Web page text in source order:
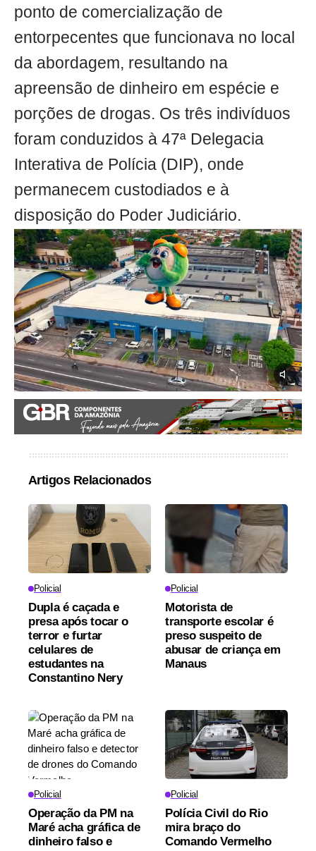
ponto de comercialização de
entorpecentes que funcionava no local
da abordagem, resultando na
apreensão de dinheiro em espécie e
porções de drogas. Os três indivíduos
foram conduzidos à 47ª Delegacia
Interativa de Polícia (DIP), onde
permanecem custodiados e à
disposição do Poder Judiciário.
Artigos Relacionados
Policial
Dupla é caçada e
presa após tocar o
terror e furtar
celulares de
estudantes na
Constantino Nery
Policial
Motorista de
transporte escolar é
preso suspeito de
abusar de criança em
Manaus
Policial
Operação da PM na
Maré acha gráfica de
dinheiro falso e
Policial
Polícia Civil do Rio
mira braço do
Comando Vermelho